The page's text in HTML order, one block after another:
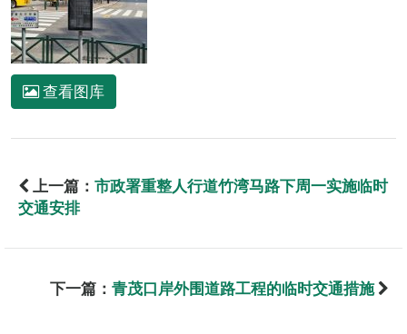
查看图库
上一篇： 市政署重整人行道竹湾马路下周一实施临时
交通安排
下一篇： 青茂口岸外围道路工程的临时交通措施